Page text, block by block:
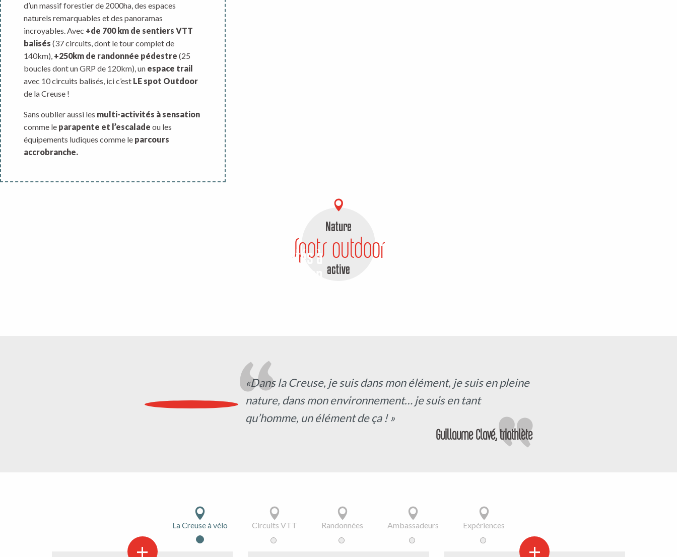
d’un massif forestier de 2000ha, des espaces
naturels remarquables et des panoramas
incroyables. Avec +de 700 km de sentiers VTT
balisés (37 circuits, dont le tour complet de
140km), +250km de randonnée pédestre (25
boucles dont un GRP de 120km), un espace trail
avec 10 circuits balisés, ici c’est LE spot Outdoor
de la Creuse !
Sans oublier aussi les multi-activités à sensation
comme le parapente et l’escalade ou les
équipements ludiques comme le parcours
accrobranche.
Nature
Spots outdoor
active
Les activités à
Fortes chaleurs :
«Dans la Creuse, je suis dans mon élément, je suis en pleine
nature, dans mon environnement… je suis en tant
qu’homme, un élément de ça ! »
Guillaume Clavé, triathlète
La Creuse à vélo Circuits VTT Randonnées Ambassadeurs Expériences